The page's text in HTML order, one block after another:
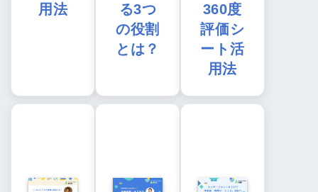
用法
る3つ
の役割
とは？
360度
評価シ
ート活
用法